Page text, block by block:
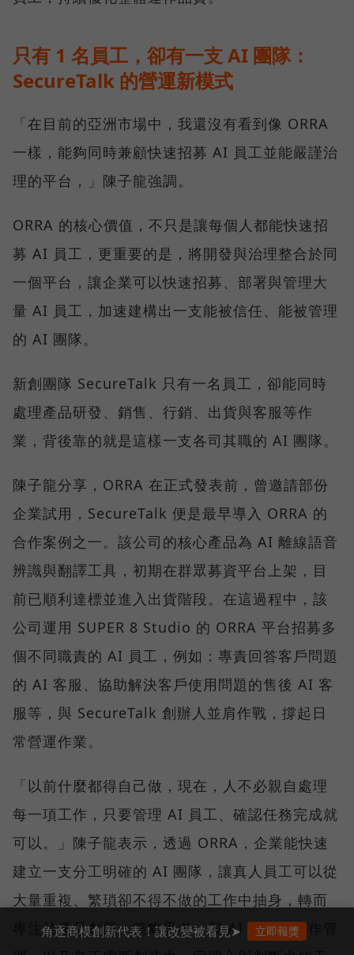
只有 1 名員工，卻有一支 AI 團隊：
SecureTalk 的營運新模式
「在目前的亞洲市場中，我還沒有看到像 ORRA
一樣，能夠同時兼顧快速招募 AI 員工並能嚴謹治
理的平台，」陳子龍強調。
ORRA 的核心價值，不只是讓每個人都能快速招
募 AI 員工，更重要的是，將開發與治理整合於同
一個平台，讓企業可以快速招募、部署與管理大
量 AI 員工，加速建構出一支能被信任、能被管理
的 AI 團隊。
新創團隊 SecureTalk 只有一名員工，卻能同時
處理產品研發、銷售、行銷、出貨與客服等作
業，背後靠的就是這樣一支各司其職的 AI 團隊。
陳子龍分享，ORRA 在正式發表前，曾邀請部份
企業試用，SecureTalk 便是最早導入 ORRA 的
合作案例之一。該公司的核心產品為 AI 離線語音
辨識與翻譯工具，初期在群眾募資平台上架，目
前已順利達標並進入出貨階段。在這過程中，該
公司運用 SUPER 8 Studio 的 ORRA 平台招募多
個不同職責的 AI 員工，例如：專責回答客戶問題
的 AI 客服、協助解決客戶使用問題的售後 AI 客
服等，與 SecureTalk 創辦人並肩作戰，撐起日
常營運作業。
「以前什麼都得自己做，現在，人不必親自處理
每一項工作，只要管理 AI 員工、確認任務完成就
可以。」陳子龍表示，透過 ORRA，企業能快速
建立一支分工明確的 AI 團隊，讓真人員工可以從
大量重複、繁瑣卻不得不做的工作中抽身，轉而
專注於產品創新、策略思考、與 AI 員工的協作管
角逐商模創新代表！讓改變被看見➤ 立即報獎